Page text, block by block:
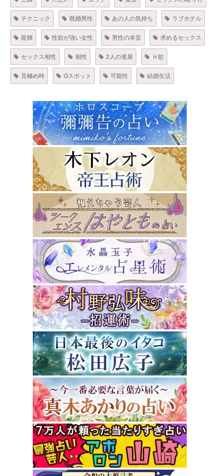
テクニック 既婚男性 あの人の気持ち ラブホテル
龍輝 性欲が強い女性 男性の本音 求めるセックス
セックス相性 相性 2人の進展 Ｈ欲
見極め時 Gスポット 可能性 結婚生活